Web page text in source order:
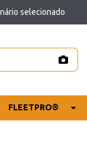
selecionado
FLEETPRO®